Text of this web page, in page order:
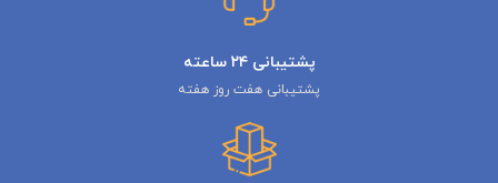
پشتیبانی ۲۴ ساعته
پشتیبانی هفت روز هفته